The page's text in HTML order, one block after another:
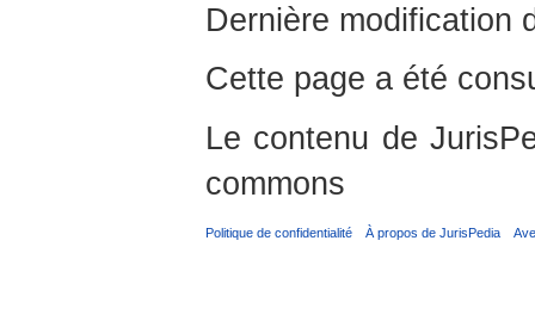
Dernière modification
Cette page a été
Le contenu de
commons
Politique de confidentialité À propos de JurisPedia